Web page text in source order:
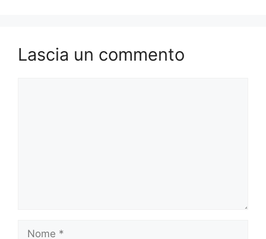
Lascia un commento
Nome